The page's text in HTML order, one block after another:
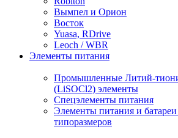
Вымпел и Орион
Восток
Yuasa, RDrive
Leoch / WBR
Элементы питания
Промышленные Литий-
(LiSOCl2) элементы
Спецэлементы питания
Элементы питания и
типоразмеров